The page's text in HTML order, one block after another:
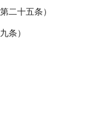
二十五条）
条）